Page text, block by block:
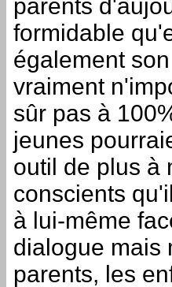
parents
formidable
également
vraiment
sûr pas à
jeunes
outil de plus à
conscients
à lui-même
dialogue mais
parents, les